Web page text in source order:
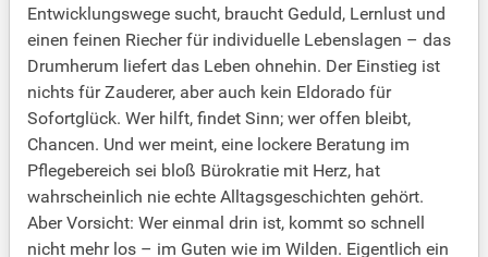
Entwicklungswege sucht, braucht Geduld, Lernlust und
einen feinen Riecher für individuelle Lebenslagen – das
Drumherum liefert das Leben ohnehin. Der Einstieg ist
nichts für Zauderer, aber auch kein Eldorado für
Sofortglück. Wer hilft, findet Sinn; wer offen bleibt,
Chancen. Und wer meint, eine lockere Beratung im
Pflegebereich sei bloß Bürokratie mit Herz, hat
wahrscheinlich nie echte Alltagsgeschichten gehört.
Aber Vorsicht: Wer einmal drin ist, kommt so schnell
nicht mehr los – im Guten wie im Wilden. Eigentlich ein